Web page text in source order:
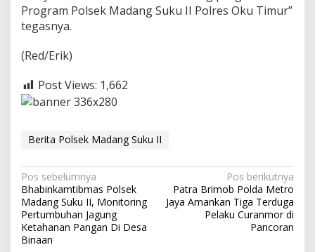
a
M
a
u
Program Polsek Madang Suku II Polres Oku Timur”
tegasnya.
(Red/Erik)
Post Views: 1,662
Berita Polsek Madang Suku II
N
a
v
i
Pos sebelumnya
Bhabinkamtibmas Polsek
Madang Suku II, Monitoring
Pertumbuhan Jagung
Ketahanan Pangan Di Desa
Binaan
Pos berikutnya
Patra Brimob Polda Metro
Jaya Amankan Tiga Terduga
Pelaku Curanmor di
Pancoran